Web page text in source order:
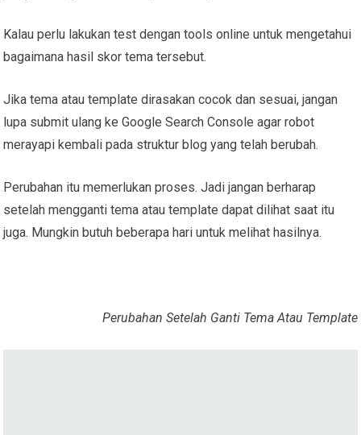
Kalau perlu lakukan test dengan tools online untuk mengetahui
bagaimana hasil skor tema tersebut.
Jika tema atau template dirasakan cocok dan sesuai, jangan
lupa submit ulang ke Google Search Console agar robot
merayapi kembali pada struktur blog yang telah berubah.
Perubahan itu memerlukan proses. Jadi jangan berharap
setelah mengganti tema atau template dapat dilihat saat itu
juga. Mungkin butuh beberapa hari untuk melihat hasilnya.
Perubahan Setelah Ganti Tema Atau Template